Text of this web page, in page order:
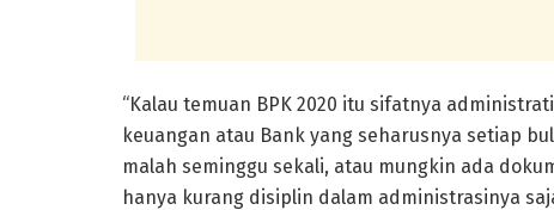
“Kalau temuan BPK 2020 itu sifatnya
keuangan atau Bank yang seharusnya setiap
malah seminggu sekali, atau mungkin ada
hanya kurang disiplin dalam administrasinya